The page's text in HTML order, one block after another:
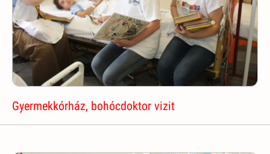
Gyermekkórház, bohócdoktor vizit